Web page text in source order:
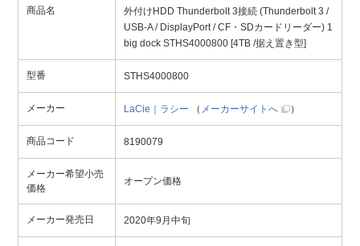
商品名
外付けHDD Thunderbolt 3接続 (Thunderbolt 3 /
USB-A / DisplayPort / CF・SDカードリーダー) 1
big dock STHS4000800 [4TB /据え置き型]
型番 STHS4000800
メーカー LaCie｜ラシー （ メーカーサイトへ ）
商品コード 8190079
メーカー希望小売
価格
オープン価格
メーカー発売日 2020年9月中旬